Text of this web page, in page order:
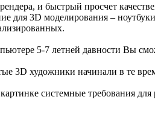
и быстрый просчет
для 3D моделирования –
5-7 летней давности Вы
3D художники начинали в те
системные требования